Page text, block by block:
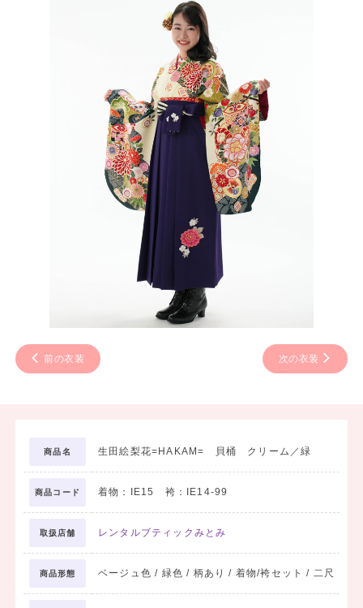
前の衣装 次の衣装
商品名 生田絵梨花=HAKAM= 貝桶 クリーム／緑
商品コード 着物：IE15 袴：IE14-99
取扱店舗 レンタルブティックみとみ
商品形態 ベージュ色 / 緑色 / 柄あり / 着物/袴セット / 二尺